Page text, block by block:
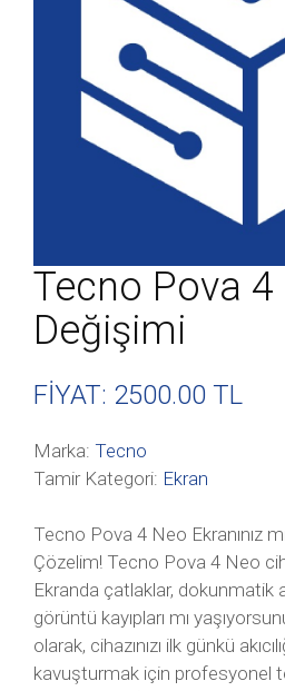
Tecno Pova 4
Değişimi
FİYAT: 2500.00 TL
Marka: Tecno
Tamir Kategori: Ekran
Tecno Pova 4 Neo Ekranınız mı
Çözelim! Tecno Pova 4 Neo
Ekranda çatlaklar, dokunmatik
görüntü kayıpları mı
olarak, cihazınızı ilk günkü
kavuşturmak için profesyonel